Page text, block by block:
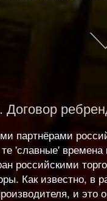
партнёрами
времена
российскими
Как известно, в
и это